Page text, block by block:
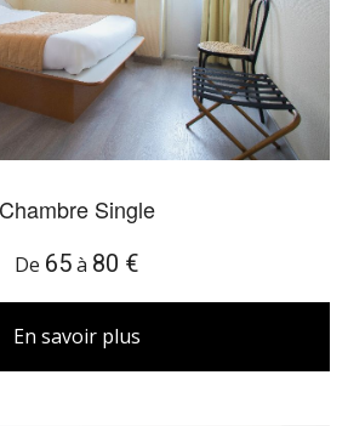
Chambre Single
De 65à 80 €
En savoir plus